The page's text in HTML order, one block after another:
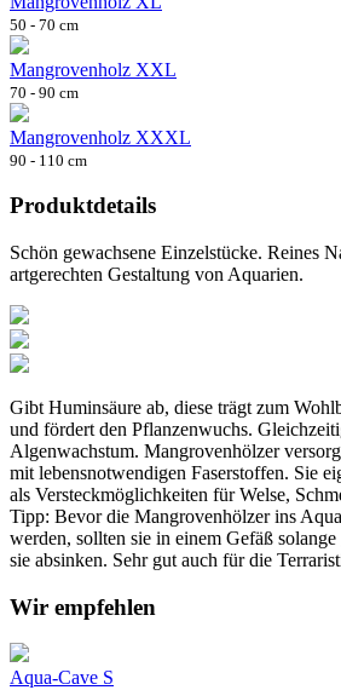
50 - 70 cm
Mangrovenholz XXL
70 - 90 cm
Mangrovenholz XXXL
90 - 110 cm
Produktdetails
Schön gewachsene Einzelstücke. Reines
artgerechten Gestaltung von Aquarien.
Gibt Huminsäure ab, diese trägt zum
und fördert den Pflanzenwuchs.
Algenwachstum. Mangrovenhölzer
mit lebensnotwendigen Faserstoffen. Sie
als Versteckmöglichkeiten für Welse,
Tipp: Bevor die Mangrovenhölzer ins
werden, sollten sie in einem Gefäß
sie absinken. Sehr gut auch für die
Wir empfehlen
Aqua-Cave S